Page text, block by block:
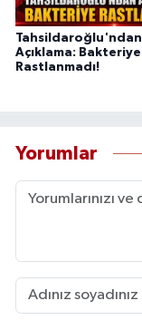
Tahsildaroğlu'ndan
Açıklama: Bakteriye
Rastlanmadı!
Yorumlar